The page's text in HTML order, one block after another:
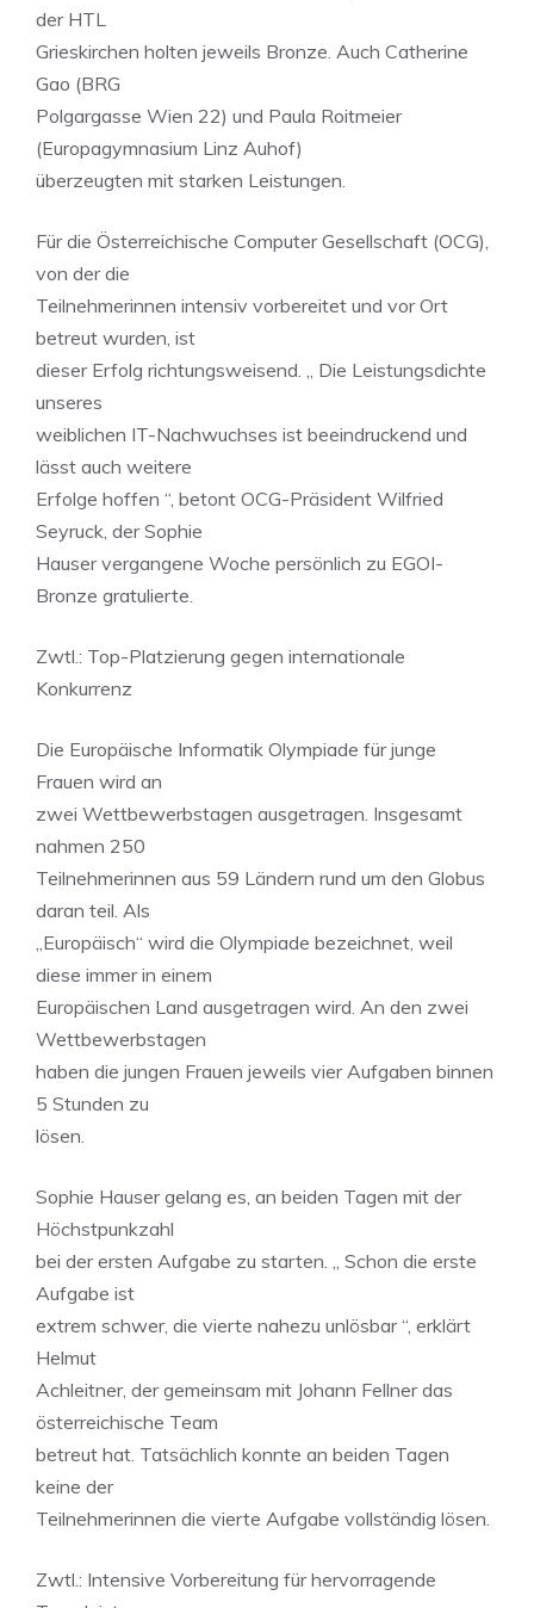
der HTL
Grieskirchen holten jeweils Bronze. Auch Catherine
Gao (BRG
Polgargasse Wien 22) und Paula Roitmeier
(Europagymnasium Linz Auhof)
überzeugten mit starken Leistungen.
Für die Österreichische Computer Gesellschaft (OCG),
von der die
Teilnehmerinnen intensiv vorbereitet und vor Ort
betreut wurden, ist
dieser Erfolg richtungsweisend. „ Die Leistungsdichte
unseres
weiblichen IT-Nachwuchses ist beeindruckend und
lässt auch weitere
Erfolge hoffen “, betont OCG-Präsident Wilfried
Seyruck, der Sophie
Hauser vergangene Woche persönlich zu EGOI-
Bronze gratulierte.
Zwtl.: Top-Platzierung gegen internationale
Konkurrenz
Die Europäische Informatik Olympiade für junge
Frauen wird an
zwei Wettbewerbstagen ausgetragen. Insgesamt
nahmen 250
Teilnehmerinnen aus 59 Ländern rund um den Globus
daran teil. Als
„Europäisch“ wird die Olympiade bezeichnet, weil
diese immer in einem
Europäischen Land ausgetragen wird. An den zwei
Wettbewerbstagen
haben die jungen Frauen jeweils vier Aufgaben binnen
5 Stunden zu
lösen.
Sophie Hauser gelang es, an beiden Tagen mit der
Höchstpunkzahl
bei der ersten Aufgabe zu starten. „ Schon die erste
Aufgabe ist
extrem schwer, die vierte nahezu unlösbar “, erklärt
Helmut
Achleitner, der gemeinsam mit Johann Fellner das
österreichische Team
betreut hat. Tatsächlich konnte an beiden Tagen
keine der
Teilnehmerinnen die vierte Aufgabe vollständig lösen.
Zwtl.: Intensive Vorbereitung für hervorragende